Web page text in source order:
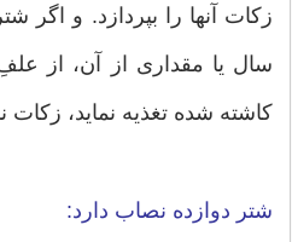
زکات آنها را بپردازد. و اگر
سال یا مقداری از آن، از
کاشته شده تغذیه نماید، زکات
شتر دوازده نصاب دارد: